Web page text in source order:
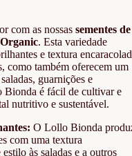
com as nossas sementes de
. Esta variedade
e textura
como também oferecem um
guarnições e
Bionda é fácil de cultivar e
nutritivo e sustentável.
O Lollo Bionda
com uma textura
às saladas e a outros